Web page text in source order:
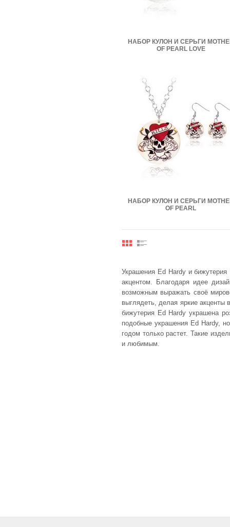
НАБОР КУЛОН И СЕРЬГИ
OF PEARL LOVE
НАБОР КУЛОН И СЕРЬГИ
OF PEARL
Украшения Ed Hardy и
акцентом. Благодаря идее
возможным выражать своё
выглядеть, делая яркие акценты
бижутерия Ed Hardy украшена
подобные украшения Ed Hardy,
годом только растет. Такие
и любимым.